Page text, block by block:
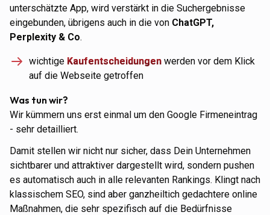
unterschätzte App, wird verstärkt in die Suchergebnisse
eingebunden, übrigens auch in die von ChatGPT,
Perplexity & Co.
wichtige Kaufentscheidungen werden vor dem Klick
auf die Webseite getroffen
Was tun wir?
Wir kümmern uns erst einmal um den Google Firmeneintrag
- sehr detailliert.
Damit stellen wir nicht nur sicher, dass Dein Unternehmen
sichtbarer und attraktiver dargestellt wird, sondern pushen
es automatisch auch in alle relevanten Rankings. Klingt nach
klassischem SEO, sind aber ganzheiltich gedachtere online
Maßnahmen, die sehr spezifisch auf die Bedürfnisse